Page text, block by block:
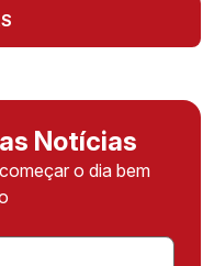
Notícias
o dia bem